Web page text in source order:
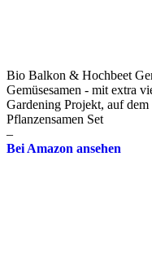
Bio Balkon & Hochbeet
Gemüsesamen - mit extra
Gardening Projekt, auf
Pflanzensamen Set
–
Bei Amazon ansehen